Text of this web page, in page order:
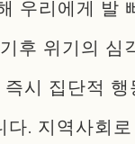
우리에게 발
후 위기의 심
시 집단적
. 지역사회